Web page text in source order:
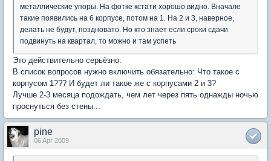
металлические упоры. На фотке кстати хорошо видно. Вначале
такие появились на 6 корпусе, потом на 1. На 2 и 3, наверное,
делать не будут, поздновато. Но кто знает если сроки сдачи
подвинуть на квартал, то можно и там успеть
Это действительно серьёзно.
В список вопросов нужно включить обязательно: Что такое с
корпусом 1??? И будет ли такое же с корпусами 2 и 3?
Лучше 2-3 месяца подождать, чем лет через пять однажды ночью
проснуться без стены...
pine
06 Apr 2009